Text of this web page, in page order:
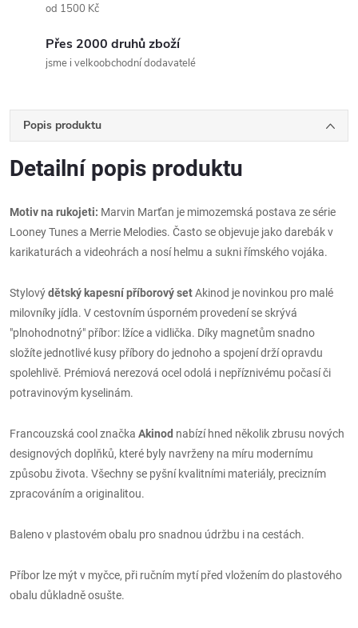
od 1500 Kč
Přes 2000 druhů zboží
jsme i velkoobchodní dodavatelé
Popis produktu
Detailní popis produktu
Motiv na rukojeti: Marvin Marťan je mimozemská postava ze série
Looney Tunes a Merrie Melodies. Často se objevuje jako darebák v
karikaturách a videohrách a nosí helmu a sukni římského vojáka.
Stylovýdětský kapesní příborový setAkinod je novinkou pro malé
milovníky jídla. V cestovním úsporném provedení se skrývá
"plnohodnotný" příbor: lžíce a vidlička. Díky magnetům snadno
složíte jednotlivé kusy příbory do jednoho a spojení drží opravdu
spolehlivě. Prémiová nerezová ocel odolá i nepříznivému počasí či
potravinovým kyselinám.
Francouzská cool značka Akinod nabízí hned několik zbrusu nových
designových doplňků, které byly navrženy na míru modernímu
způsobu života. Všechny se pyšní kvalitními materiály, precizním
zpracováním a originalitou.
Baleno v plastovém obalu pro snadnou údržbu i na cestách.
Příbor lze mýt v myčce, při ručním mytí před vložením do plastového
obalu důkladně osušte.